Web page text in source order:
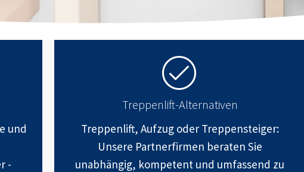
und
-
Treppenlift-Alternativen
Treppenlift, Aufzug oder Treppensteiger:
Unsere Partnerfirmen beraten Sie
unabhängig, kompetent und umfassend zu